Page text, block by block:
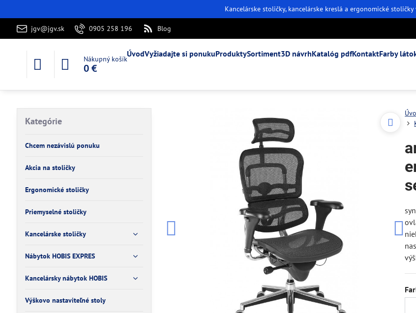
Kancelárske stoličky, kancelárske kreslá a ergonomické stoličky
jgv@jgv.sk 0905 258 196 Blog
Nákupný košík
0 €
ÚvodVyžiadajte si ponukuProduktySortiment3D návrhKatalóg pdfKontaktFarby
Kategórie
Chcem nezávislú ponuku
Akcia na stoličky
Ergonomické stoličky
Priemyselné stoličky
Kancelárske stoličky
Nábytok HOBIS EXPRES
Kancelársky nábytok HOBIS
Výškovo nastaviteľné stoly